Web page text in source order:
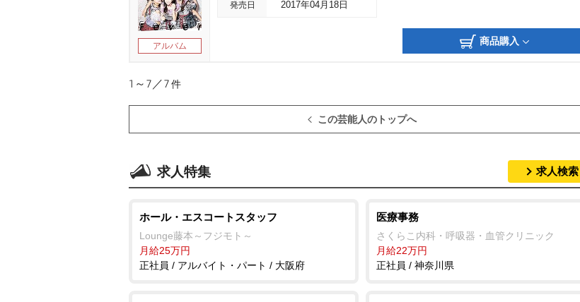
アルバム
発売日 2017年04月18日
商品購入
1～7／7件
この芸能人のトップへ
求人特集 求人検索
ホール・エスコートスタッフ
Lounge藤本～フジモト～
月給25万円
正社員 / アルバイト・パート / 大阪府
医療事務
さくらこ内科・呼吸器・血管クリニック
月給22万円
正社員 / 神奈川県